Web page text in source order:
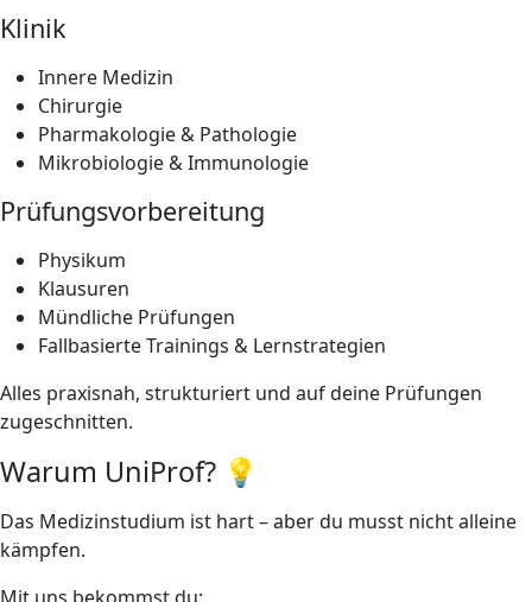
Klinik
Innere Medizin
Chirurgie
Pharmakologie & Pathologie
Mikrobiologie & Immunologie
Prüfungsvorbereitung
Physikum
Klausuren
Mündliche Prüfungen
Fallbasierte Trainings & Lernstrategien
Alles praxisnah, strukturiert und auf deine Prüfungen
zugeschnitten.
Warum UniProf? 💡
Das Medizinstudium ist hart – aber du musst nicht alleine
kämpfen.